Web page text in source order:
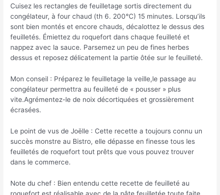
Cuisez les rectangles de feuilletage sortis directement du
congélateur, à four chaud (th 6. 200°C) 15 minutes. Lorsqu’ils
sont bien montés et encore chauds, décalottez le dessus des
feuilletés. Émiettez du roquefort dans chaque feuilleté et
nappez avec la sauce. Parsemez un peu de fines herbes
dessus et reposez délicatement la partie ôtée sur le feuilleté.
Mon conseil : Préparez le feuilletage la veille,le passage au
congélateur permettra au feuilleté de « pousser » plus
vite.Agrémentez-le de noix décortiquées et grossièrement
écrasées.
Le point de vus de Joëlle : Cette recette a toujours connu un
succès monstre au Bistro, elle dépasse en finesse tous les
feuilletés de roquefort tout prêts que vous pouvez trouver
dans le commerce.
Note du chef : Bien entendu cette recette de feuilleté au